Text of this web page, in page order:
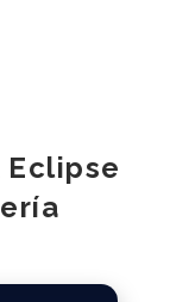
Eclipse